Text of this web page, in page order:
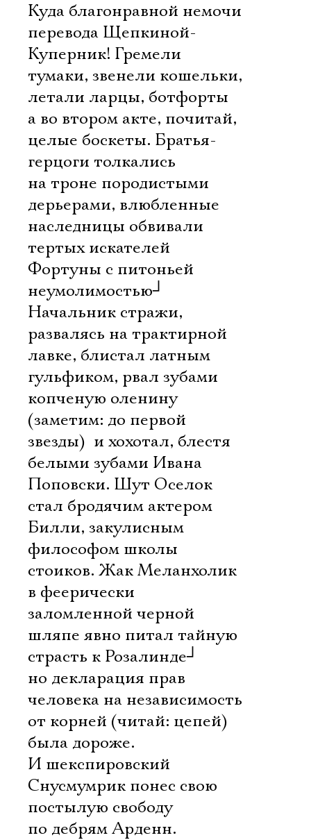
Куда благонравной немочи
перевода Щепкиной-
Куперник! Гремели
тумаки, звенели кошельки,
летали ларцы, ботфорты 
а во втором акте, почитай,
целые боскеты. Братья-
герцоги толкались
на троне породистыми
дерьерами, влюбленные
наследницы обвивали
тертых искателей
Фортуны с питоньей
неумолимостью┘
Начальник стражи,
развалясь на трактирной
лавке, блистал латным
гульфиком, рвал зубами
копченую оленину
(заметим: до первой
звезды)  и хохотал, блестя
белыми зубами Ивана
Поповски. Шут Оселок
стал бродячим актером
Билли, закулисным
философом школы
стоиков. Жак Меланхолик
в феерически
заломленной черной
шляпе явно питал тайную
страсть к Розалинде┘
но декларация прав
человека на независимость
от корней (читай: цепей)
была дороже.
И шекспировский
Снусмумрик понес свою
постылую свободу
по дебрям Арденн.